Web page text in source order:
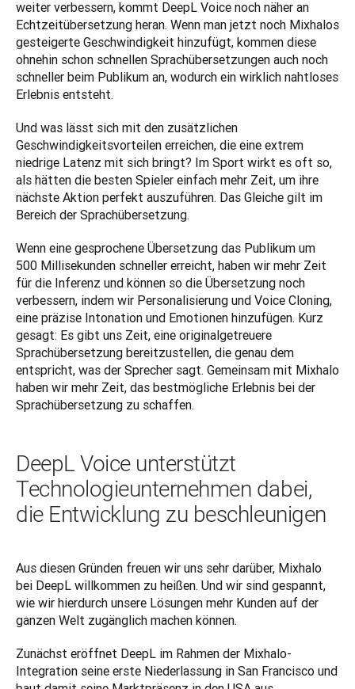
weiter verbessern, kommt DeepL Voice noch näher an
Echtzeitübersetzung heran. Wenn man jetzt noch Mixhalos
gesteigerte Geschwindigkeit hinzufügt, kommen diese
ohnehin schon schnellen Sprachübersetzungen auch noch
schneller beim Publikum an, wodurch ein wirklich nahtloses
Erlebnis entsteht.
Und was lässt sich mit den zusätzlichen
Geschwindigkeitsvorteilen erreichen, die eine extrem
niedrige Latenz mit sich bringt? Im Sport wirkt es oft so,
als hätten die besten Spieler einfach mehr Zeit, um ihre
nächste Aktion perfekt auszuführen. Das Gleiche gilt im
Bereich der Sprachübersetzung.
Wenn eine gesprochene Übersetzung das Publikum um
500 Millisekunden schneller erreicht, haben wir mehr Zeit
für die Inferenz und können so die Übersetzung noch
verbessern, indem wir Personalisierung und Voice Cloning,
eine präzise Intonation und Emotionen hinzufügen. Kurz
gesagt: Es gibt uns Zeit, eine originalgetreuere
Sprachübersetzung bereitzustellen, die genau dem
entspricht, was der Sprecher sagt. Gemeinsam mit Mixhalo
haben wir mehr Zeit, das bestmögliche Erlebnis bei der
Sprachübersetzung zu schaffen.
DeepL Voice unterstützt
Technologieunternehmen dabei,
die Entwicklung zu beschleunigen
Aus diesen Gründen freuen wir uns sehr darüber, Mixhalo
bei DeepL willkommen zu heißen. Und wir sind gespannt,
wie wir hierdurch unsere Lösungen mehr Kunden auf der
ganzen Welt zugänglich machen können.
Zunächst eröffnet DeepL im Rahmen der Mixhalo-
Integration seine erste Niederlassung in San Francisco und